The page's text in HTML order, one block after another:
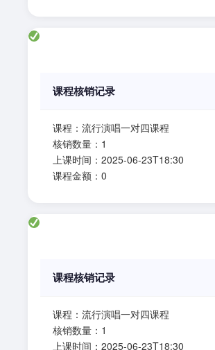
课程核销记录
课程：流行演唱一对四课程
核销数量：1
上课时间：2025-06-23T18:30
课程金额：0
课程核销记录
课程：流行演唱一对四课程
核销数量：1
上课时间：2025-06-23T18:30